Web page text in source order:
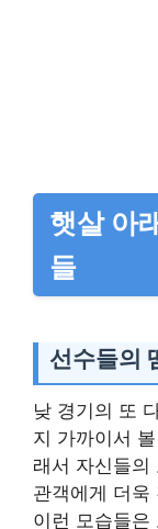
햇살 아
들
선수들의
낮 경기의 또
지 가까이서
래서 자신들의
관객에게 더욱
이런 모습들은